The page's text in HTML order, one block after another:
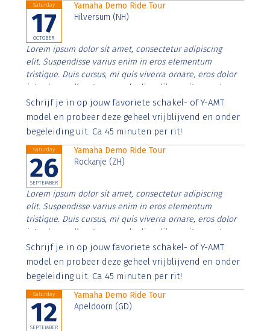
Saturday
17
OCTOBER
Yamaha Demo Ride Tour
Hilversum (NH)
Lorem ipsum dolor sit amet, consectetur adipiscing
elit. Suspendisse varius enim in eros elementum
tristique. Duis cursus, mi quis viverra ornare, eros dolor
interdum nulla, ut commodo diam libero vitae erat.
Aenean faucibus nibh et justo cursus id rutrum lorem
imperdiet. Nunc ut sem vitae risus tristique posuere.
Schrijf je in op jouw favoriete schakel- of Y-AMT
model en probeer deze geheel vrijblijvend en onder
begeleiding uit. Ca 45 minuten per rit!
Saturday
26
SEPTEMBER
Yamaha Demo Ride Tour
Rockanje (ZH)
Lorem ipsum dolor sit amet, consectetur adipiscing
elit. Suspendisse varius enim in eros elementum
tristique. Duis cursus, mi quis viverra ornare, eros dolor
interdum nulla, ut commodo diam libero vitae erat.
Aenean faucibus nibh et justo cursus id rutrum lorem
imperdiet. Nunc ut sem vitae risus tristique posuere.
Schrijf je in op jouw favoriete schakel- of Y-AMT
model en probeer deze geheel vrijblijvend en onder
begeleiding uit. Ca 45 minuten per rit!
Saturday
12
SEPTEMBER
Yamaha Demo Ride Tour
Apeldoorn (GD)